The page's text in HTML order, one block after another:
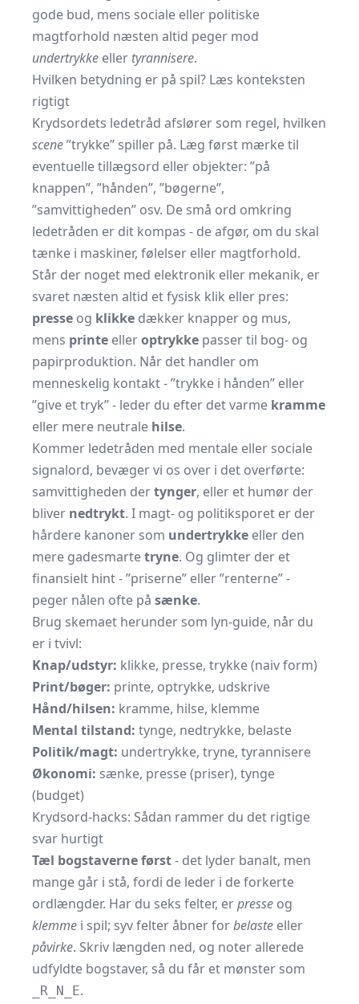
gode bud, mens sociale eller politiske
magtforhold næsten altid peger mod
undertrykke eller tyrannisere.
Hvilken betydning er på spil? Læs konteksten
rigtigt
Krydsordets ledetråd afslører som regel, hvilken
scene”trykke” spiller på. Læg først mærke til
eventuelle tillægsord eller objekter: ”på
knappen”, ”hånden”, ”bøgerne”,
”samvittigheden” osv. De små ord omkring
ledetråden er dit kompas - de afgør, om du skal
tænke i maskiner, følelser eller magtforhold.
Står der noget med elektronik eller mekanik, er
svaret næsten altid et fysisk klik eller pres:
presse og klikke dækker knapper og mus,
mens printe elleroptrykke passer til bog- og
papirproduktion. Når det handler om
menneskelig kontakt - ”trykke i hånden” eller
”give et tryk” - leder du efter det varme kramme
eller mere neutrale hilse.
Kommer ledetråden med mentale eller sociale
signalord, bevæger vi os over i det overførte:
samvittigheden dertynger, eller et humør der
bliver nedtrykt. I magt- og politiksporet er der
hårdere kanoner som undertrykke eller den
mere gadesmartetryne. Og glimter der et
finansielt hint - ”priserne” eller ”renterne” -
peger nålen ofte på sænke.
Brug skemaet herunder som lyn-guide, når du
er i tvivl:
Knap/udstyr: klikke, presse, trykke (naiv form)
Print/bøger: printe, optrykke, udskrive
Hånd/hilsen: kramme, hilse, klemme
Mental tilstand: tynge, nedtrykke, belaste
Politik/magt: undertrykke, tryne, tyrannisere
Økonomi: sænke, presse (priser), tynge
(budget)
Krydsord-hacks: Sådan rammer du det rigtige
svar hurtigt
Tæl bogstaverne først- det lyder banalt, men
mange går i stå, fordi de leder i de forkerte
ordlængder. Har du seks felter, erpresse og
klemme i spil; syv felter åbner forbelaste eller
påvirke. Skriv længden ned, og noter allerede
udfyldte bogstaver, så du får et mønster som
_R_N_E.